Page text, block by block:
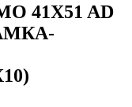
41X51 AD